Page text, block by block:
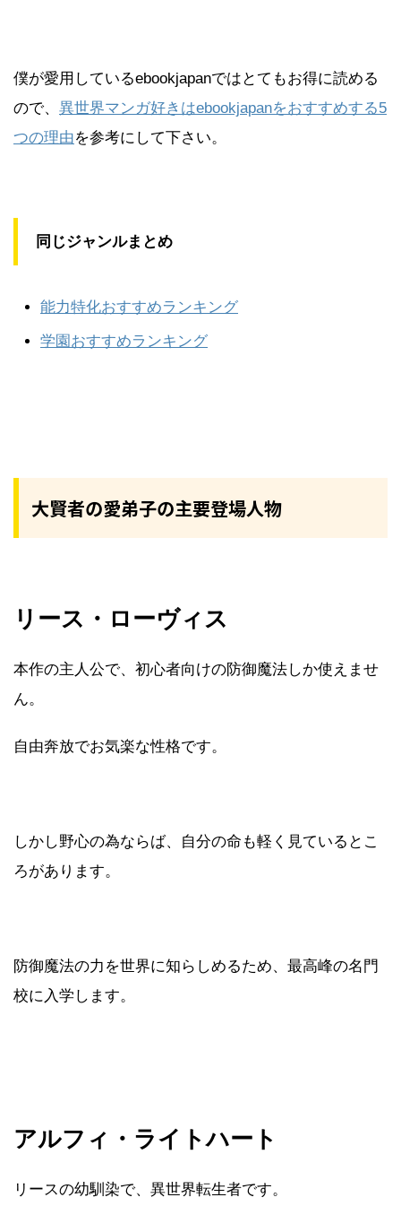
僕が愛用しているebookjapanではとてもお得に読める
ので、 異世界マンガ好きはebookjapanをおすすめする5
つの理由を参考にして下さい。
同じジャンルまとめ
能力特化おすすめランキング
学園おすすめランキング
大賢者の愛弟子の主要登場人物
リース・ローヴィス
本作の主人公で、初心者向けの防御魔法しか使えませ
ん。
自由奔放でお気楽な性格です。
しかし野心の為ならば、自分の命も軽く見ているとこ
ろがあります。
防御魔法の力を世界に知らしめるため、最高峰の名門
校に入学します。
アルフィ・ライトハート
リースの幼馴染で、異世界転生者です。